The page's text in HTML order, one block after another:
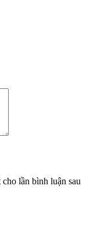
lần bình luận sau